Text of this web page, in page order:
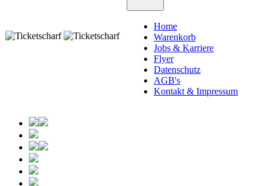
Home
Warenkorb
Jobs & Karriere
Flyer
Datenschutz
AGB's
Kontakt & Impressum